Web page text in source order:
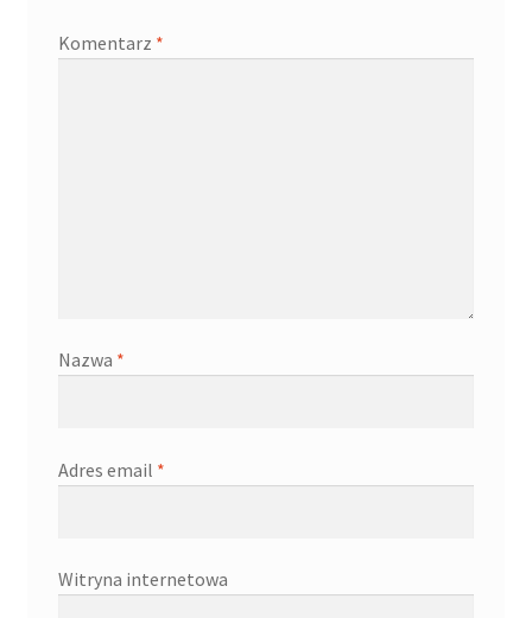
Komentarz *
Nazwa *
Adres email *
Witryna internetowa